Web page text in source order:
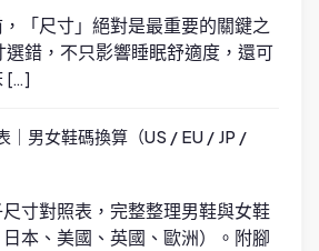
「尺寸」絕對是最重要的關鍵之
選錯，不只影響睡眠舒適度，還可
[…]
｜男女鞋碼換算（US / EU / JP /
寸對照表，完整整理男鞋與女鞋
本、美國、英國、歐洲）。附腳